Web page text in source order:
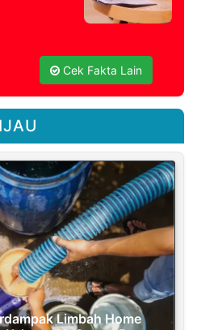
Cek Fakta Lain
Limbah Home